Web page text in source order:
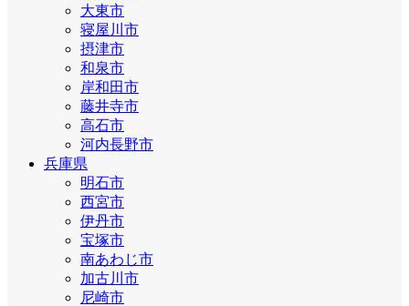
大東市
寝屋川市
摂津市
和泉市
岸和田市
藤井寺市
高石市
河内長野市
兵庫県
明石市
西宮市
伊丹市
宝塚市
南あわじ市
加古川市
尼崎市